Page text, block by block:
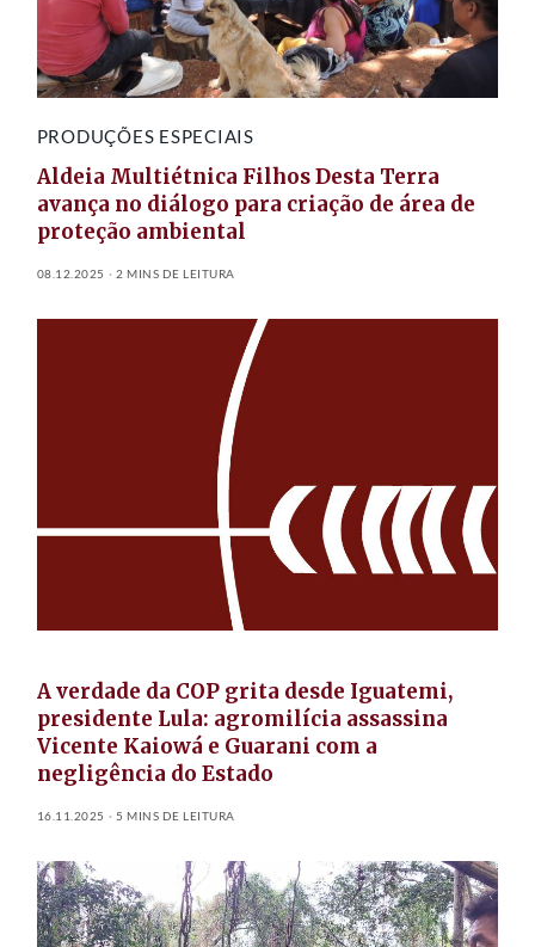
PRODUÇÕES ESPECIAIS
Aldeia Multiétnica Filhos Desta Terra
avança no diálogo para criação de área de
proteção ambiental
08.12.2025 2 MINS DE LEITURA
A verdade da COP grita desde Iguatemi,
presidente Lula: agromilícia assassina
Vicente Kaiowá e Guarani com a
negligência do Estado
16.11.2025 5 MINS DE LEITURA